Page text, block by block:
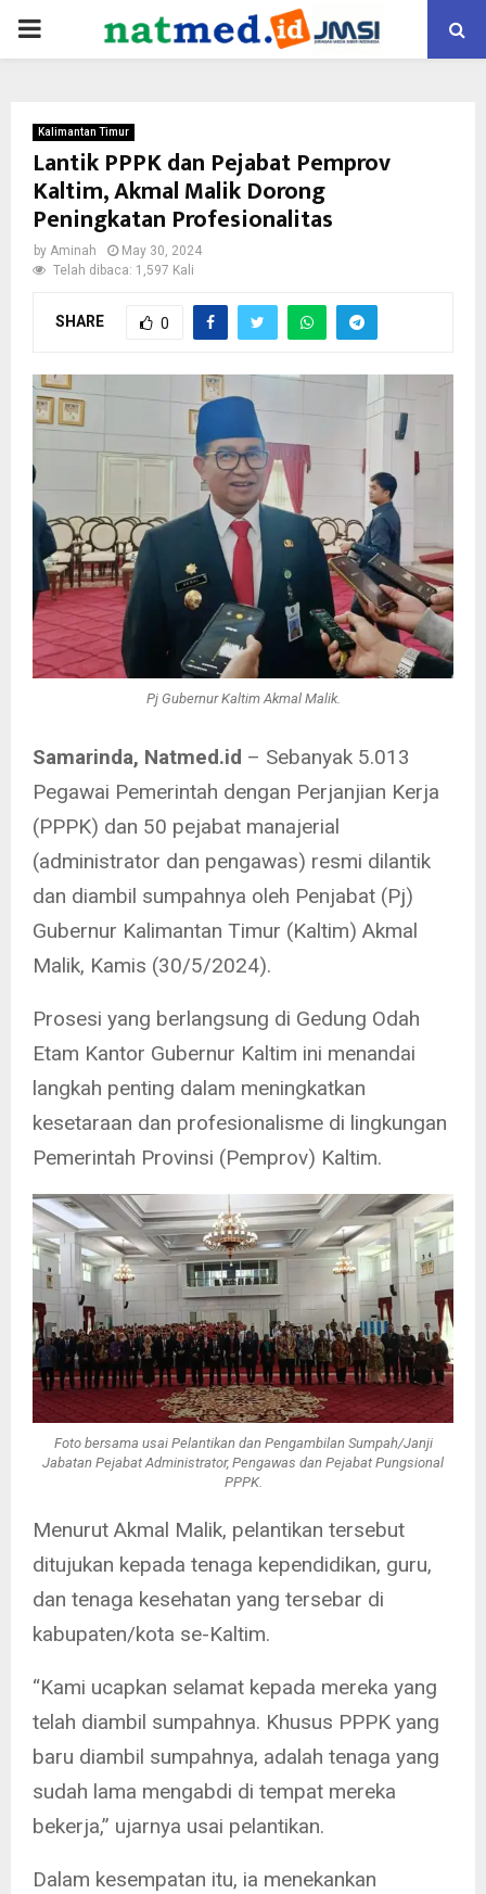
PRIMARY
Kalimantan Timur
Lantik PPPK dan Pejabat Pemprov
Kaltim, Akmal Malik Dorong
Peningkatan Profesionalitas
by Aminah
May 30, 2024
Telah dibaca: 1,597 Kali
SHARE 0
Pj Gubernur Kaltim Akmal Malik.
Samarinda, Natmed.id – Sebanyak 5.013
Pegawai Pemerintah dengan Perjanjian Kerja
(PPPK) dan 50 pejabat manajerial
(administrator dan pengawas) resmi dilantik
dan diambil sumpahnya oleh Penjabat (Pj)
Gubernur Kalimantan Timur (Kaltim) Akmal
Malik, Kamis (30/5/2024).
Prosesi yang berlangsung di Gedung Odah
Etam Kantor Gubernur Kaltim ini menandai
langkah penting dalam meningkatkan
kesetaraan dan profesionalisme di lingkungan
Pemerintah Provinsi (Pemprov) Kaltim.
Foto bersama usai Pelantikan dan Pengambilan Sumpah/Janji
Jabatan Pejabat Administrator, Pengawas dan Pejabat Pungsional
PPPK.
Menurut Akmal Malik, pelantikan tersebut
ditujukan kepada tenaga kependidikan, guru,
dan tenaga kesehatan yang tersebar di
kabupaten/kota se-Kaltim.
“Kami ucapkan selamat kepada mereka yang
telah diambil sumpahnya. Khusus PPPK yang
baru diambil sumpahnya, adalah tenaga yang
sudah lama mengabdi di tempat mereka
bekerja,” ujarnya usai pelantikan.
Dalam kesempatan itu, ia menekankan